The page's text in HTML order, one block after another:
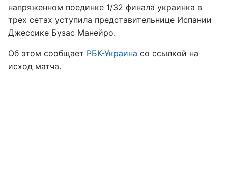
напряженном поединке 1/32 финала украинка в
трех сетах уступила представительнице Испании
Джессике Бузас Манейро.
Об этом сообщает РБК-Украина со ссылкой на
исход матча.